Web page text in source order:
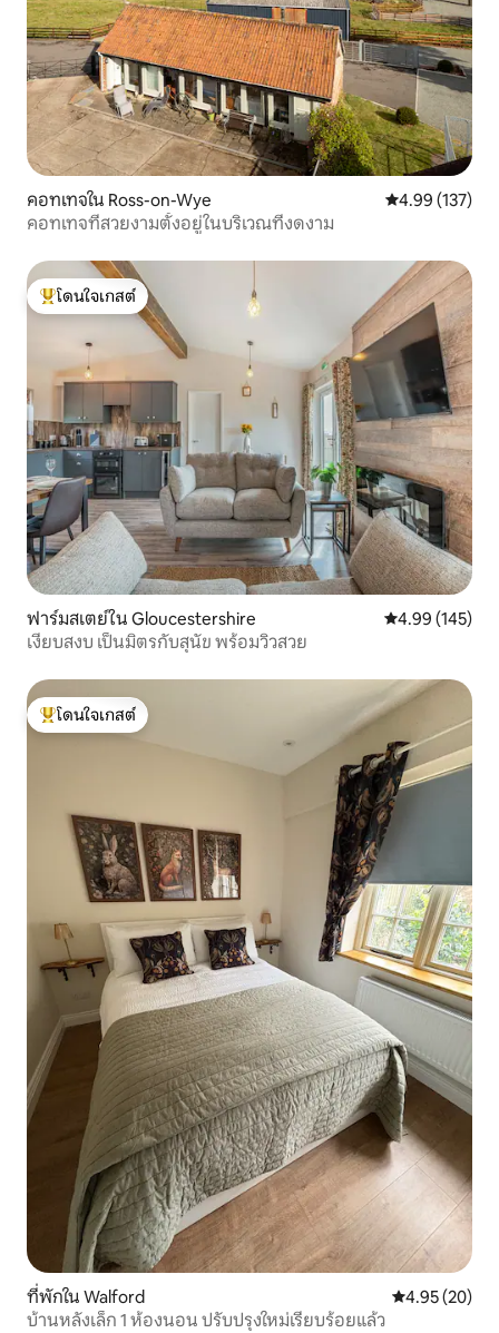
คอทเทจใน Ross-on-Wye คะแนนเฉลี่ย
4.99 (137)
คอทเทจที่สวยงามตั้งอยู่ในบริเวณที่งดงาม
โดนใจเกสต์ที่สุด
โดนใจเกสต์
ฟาร์มสเตย์ใน Gloucestershire คะแนนเฉลี่ย
4.99 (145)
เงียบสงบ เป็นมิตรกับสุนัข พร้อมวิวสวย
โดนใจเกสต์ที่สุด
โดนใจเกสต์
ที่พักใน Walford คะแนนเฉลี่ย
4.95 (20)
บ้านหลังเล็ก 1 ห้องนอน ปรับปรุงใหม่เรียบร้อยแล้ว